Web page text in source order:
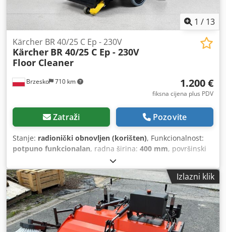
1 / 13
Brzesko 710 km
Kärcher BR 40/25 C Ep - 230V
Kärcher BR 40/25 C Ep - 230V
Floor Cleaner
1.200 €
fiksna cijena plus PDV
Zatraži Pozovite
Stanje: radionički obnovljen (korišten), Funkcionalnost:
potpuno funkcionalan, radna širina: 400 mm, površinski
, ukupna masa:
mjeseci, ulazni napon:230 V, kapacitet spremnika za vodu:
25 l, Izlazni klik